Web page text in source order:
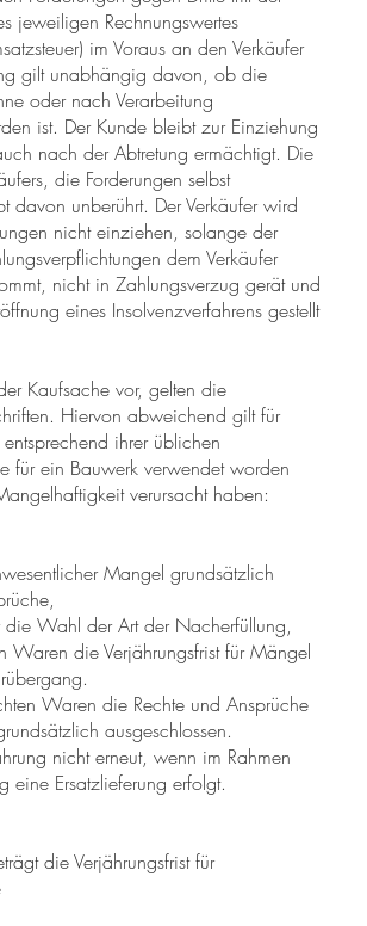
jeweiligen Rechnungswertes
im Voraus an den Verkäufer
gilt unabhängig davon, ob die
oder nach Verarbeitung
ist. Der Kunde bleibt zur Einziehung
nach der Abtretung ermächtigt. Die
die Forderungen selbst
davon unberührt. Der Verkäufer wird
nicht einziehen, solange der
dem Verkäufer
nicht in Zahlungsverzug gerät und
eines Insolvenzverfahrens gestellt
Kaufsache vor, gelten die
Hiervon abweichend gilt für
ihrer üblichen
für ein Bauwerk verwendet worden
verursacht haben:
Mangel grundsätzlich
die Wahl der Art der Nacherfüllung,
Waren die Verjährungsfrist für Mängel
Waren die Rechte und Ansprüche
ausgeschlossen.
nicht erneut, wenn im Rahmen
eine Ersatzlieferung erfolgt.
die Verjährungsfrist für